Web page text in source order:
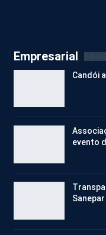
Empresarial
Candói
evento